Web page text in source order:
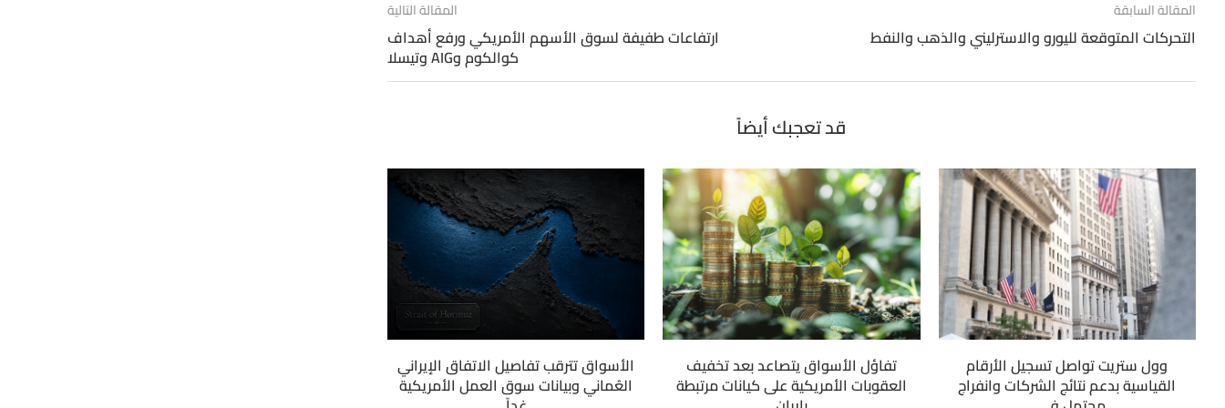
المقالة السابقة
التحركات المتوقعة لليورو والاسترليني والذهب والنفط
المقالة التالية
ارتفاعات طفيفة لسوق الأسهم الأمريكي ورفع أهداف
كوالكوم وAIG وتيسلا
قد تعجبك أيضاً
الأسواق تترقب تفاصيل الاتفاق الإيراني
العُماني وبيانات سوق العمل الأمريكية
تفاؤل الأسواق يتصاعد بعد تخفيف
العقوبات الأمريكية على كيانات مرتبطة
وول ستريت تواصل تسجيل الأرقام
القياسية بدعم نتائج الشركات وانفراج